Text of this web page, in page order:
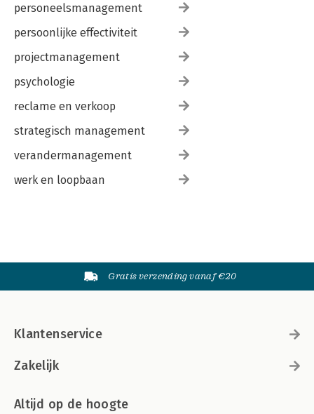
personeelsmanagement
persoonlijke effectiviteit
projectmanagement
psychologie
reclame en verkoop
strategisch management
verandermanagement
werk en loopbaan
Gratis verzending vanaf €20
Klantenservice
Zakelijk
Altijd op de hoogte